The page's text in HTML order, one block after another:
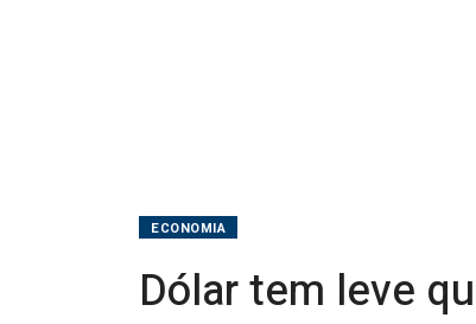
ECONOMIA
Dólar tem leve